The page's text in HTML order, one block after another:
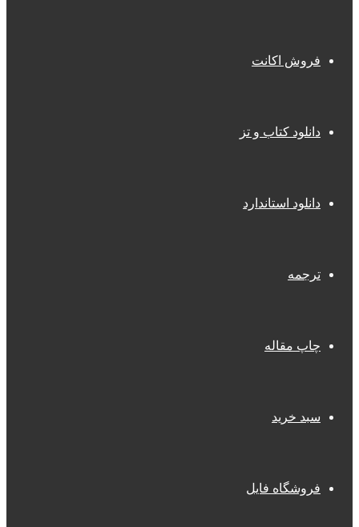
فروش اکانت
دانلود کتاب و تز
دانلود استاندارد
ترجمه
چاپ مقاله
سبد خرید
فروشگاه فایل